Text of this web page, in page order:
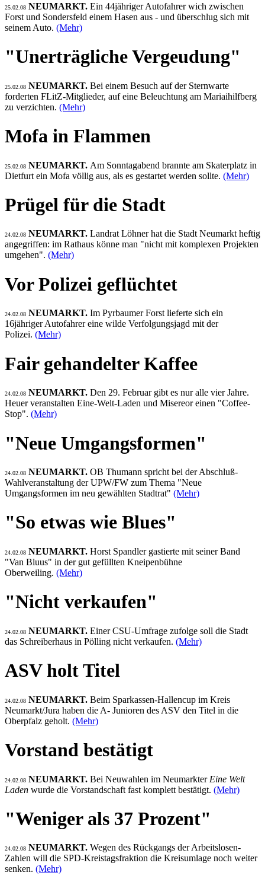
25.02.08 NEUMARKT. Ein 44jähriger Autofahrer wich zwischen
Forst und Sondersfeld einem Hasen aus - und überschlug sich mit
seinem Auto. (Mehr)
"Unerträgliche Vergeudung"
25.02.08 NEUMARKT. Bei einem Besuch auf der Sternwarte
forderten FLitZ-Mitglieder, auf eine Beleuchtung am Mariaihilfberg
zu verzichten. (Mehr)
Mofa in Flammen
25.02.08 NEUMARKT. Am Sonntagabend brannte am Skaterplatz in
Dietfurt ein Mofa völlig aus, als es gestartet werden sollte. (Mehr)
Prügel für die Stadt
24.02.08 NEUMARKT. Landrat Löhner hat die Stadt Neumarkt heftig
angegriffen: im Rathaus könne man "nicht mit komplexen Projekten
umgehen". (Mehr)
Vor Polizei geflüchtet
24.02.08 NEUMARKT. Im Pyrbaumer Forst lieferte sich ein
16jähriger Autofahrer eine wilde Verfolgungsjagd mit der
Polizei. (Mehr)
Fair gehandelter Kaffee
24.02.08 NEUMARKT. Den 29. Februar gibt es nur alle vier Jahre.
Heuer veranstalten Eine-Welt-Laden und Misereor einen "Coffee-
Stop". (Mehr)
"Neue Umgangsformen"
24.02.08 NEUMARKT. OB Thumann spricht bei der Abschluß-
Wahlveranstaltung der UPW/FW zum Thema "Neue
Umgangsformen im neu gewählten Stadtrat" (Mehr)
"So etwas wie Blues"
24.02.08 NEUMARKT. Horst Spandler gastierte mit seiner Band
"Van Bluus" in der gut gefüllten Kneipenbühne
Oberweiling. (Mehr)
"Nicht verkaufen"
24.02.08 NEUMARKT. Einer CSU-Umfrage zufolge soll die Stadt
das Schreiberhaus in Pölling nicht verkaufen. (Mehr)
ASV holt Titel
24.02.08 NEUMARKT. Beim Sparkassen-Hallencup im Kreis
Neumarkt/Jura haben die A- Junioren des ASV den Titel in die
Oberpfalz geholt. (Mehr)
Vorstand bestätigt
24.02.08 NEUMARKT. Bei Neuwahlen im Neumarkter Eine Welt
Laden wurde die Vorstandschaft fast komplett bestätigt. (Mehr)
"Weniger als 37 Prozent"
24.02.08 NEUMARKT. Wegen des Rückgangs der Arbeitslosen-
Zahlen will die SPD-Kreistagsfraktion die Kreisumlage noch weiter
senken. (Mehr)